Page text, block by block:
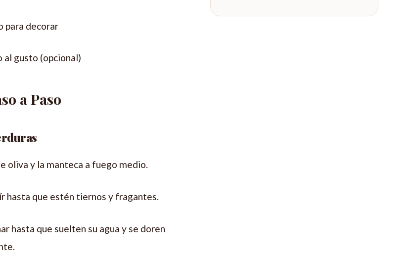
para decorar
al gusto (opcional)
a Paso
oliva y la manteca a fuego medio.
hasta que estén tiernos y fragantes.
hasta que suelten su agua y se doren